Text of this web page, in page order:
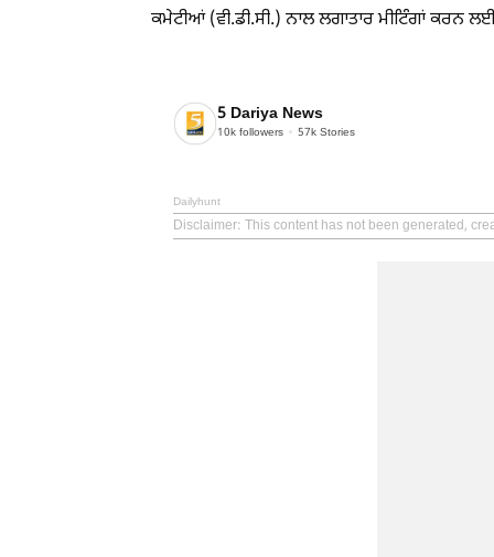
ਕਮੇਟੀਆਂ (ਵੀ.ਡੀ.ਸੀ.) ਨਾਲ ਲਗਾਤਾਰ ਮੀਟਿੰਗਾਂ ਕਰਨ
5 Dariya News
10k followers 57k Stories
Dailyhunt
Disclaimer: This content has not been generated,